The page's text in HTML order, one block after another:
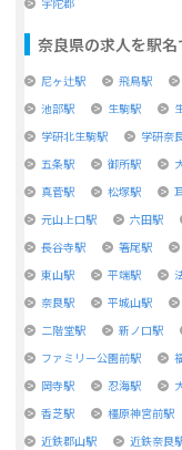
奈良県の求人を駅
尼ヶ辻駅 飛鳥駅
池部駅
生駒駅
学研北生駒駅
学研奈
五条駅
御所駅
真菅駅
松塚駅
元山上口駅
六田駅
長谷寺駅
箸尾駅
東山駅
平端駅
奈良駅
平城山駅
二階堂駅
新ノ口駅
ファミリー公園前駅
岡寺駅
忍海駅
香芝駅
橿原神宮前駅
近鉄郡山駅
近鉄奈良